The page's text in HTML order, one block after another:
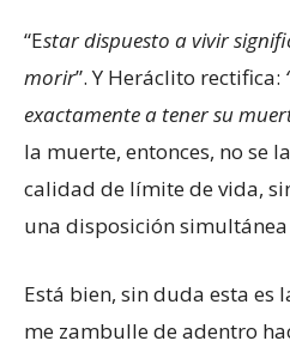
“Estar dispuesto a vivir
morir”. Y Heráclito rectifica:
exactamente a tener su
la muerte, entonces, no se
calidad de límite de vida,
una disposición
Está bien, sin duda esta
me zambulle de adentro